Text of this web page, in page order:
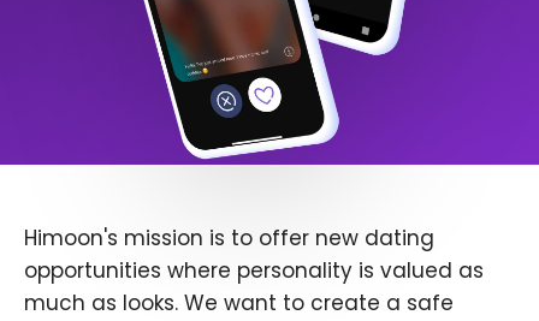
Himoon's mission is to offer new dating
opportunities where personality is valued as
much as looks. We want to create a safe